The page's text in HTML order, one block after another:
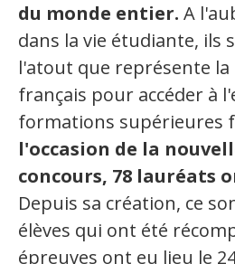
Témoignages
Espace militant
Matériel à télécharger
Nos campagnes
du monde entier. A
dans la vie étudiante, ils
l'atout que représente
français pour accéder à
formations supérieures
l'occasion de la
concours, 78 lauréats
Depuis sa création, ce
élèves qui ont été
épreuves ont eu lieu le